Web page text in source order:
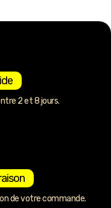
2 et 8 jours.
de votre commande.